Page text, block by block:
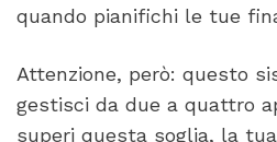
quando pianifichi le tue
Attenzione, però: questo
gestisci da due a quattro
superi questa soglia, la